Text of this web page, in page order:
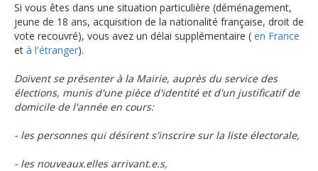
Si vous êtes dans une situation particulière (déménagement,
jeune de 18 ans, acquisition de la nationalité française, droit de
vote recouvré), vous avez un délai supplémentaire ( en France
et à l'étranger).
Doivent se présenter à la Mairie, auprès du service des
élections, munis d'une pièce d'identité et d'un justificatif de
domicile de l'année en cours:
- les personnes qui désirent s'inscrire sur la liste électorale,
- les nouveaux.elles arrivant.e.s,